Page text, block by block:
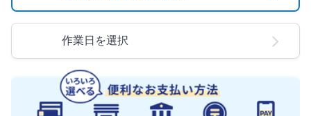
作業日を選択